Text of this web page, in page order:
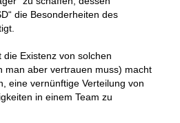
die Besonderheiten des
Existenz von solchen
man aber vertrauen muss) macht
eine vernünftige Verteilung von
in einem Team zu